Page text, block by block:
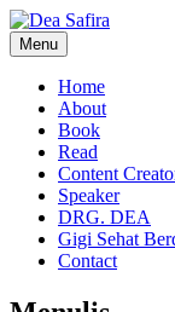
Skip
to
content
Menu
Home
About
Book
Read
Content
Speaker
DRG. DEA
Gigi Sehat
Contact